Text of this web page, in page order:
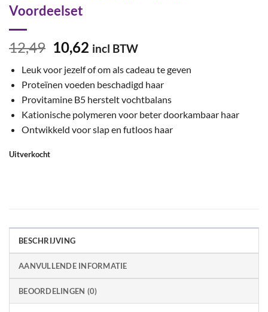
Voordeelset
12,49 Oorspronkelijke
prijs
was:
€12,49.
10,62 Huidige
is:
€10,62.
incl BTW
Leuk voor jezelf of om als cadeau te geven
Proteïnen voeden beschadigd haar
Provitamine B5 herstelt vochtbalans
Kationische polymeren voor beter doorkambaar haar
Ontwikkeld voor slap en futloos haar
Uitverkocht
BESCHRIJVING
AANVULLENDE INFORMATIE
BEOORDELINGEN (0)